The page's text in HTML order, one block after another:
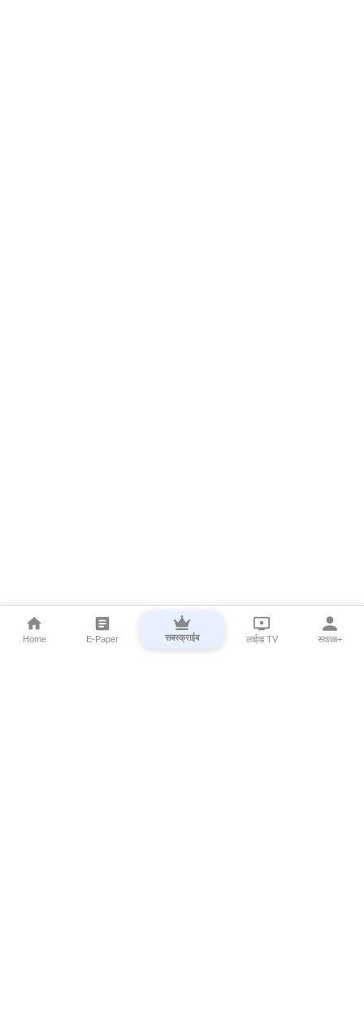
Home E-Paper सबस्क्राईब लाईव्ह TV सकाळ+